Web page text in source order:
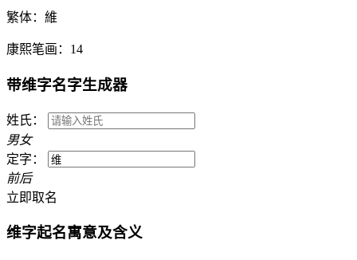
繁体： 維
康熙笔画： 14
带维字名字生成器
姓氏：
男女
定字：
前后
立即取名
维字起名寓意及含义